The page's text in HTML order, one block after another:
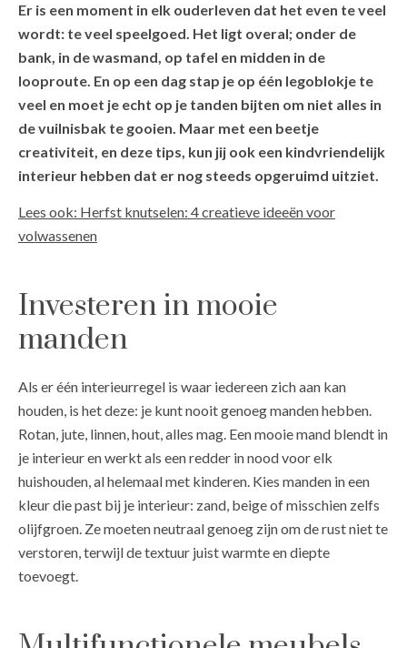
Er is een moment in elk ouderleven dat het even te veel
wordt: te veel speelgoed. Het ligt overal; onder de
bank, in de wasmand, op tafel en midden in de
looproute. En op een dag stap je op één legoblokje te
veel en moet je echt op je tanden bijten om niet alles in
de vuilnisbak te gooien. Maar met een beetje
creativiteit, en deze tips, kun jij ook een kindvriendelijk
interieur hebben dat er nog steeds opgeruimd uitziet.
Lees ook: Herfst knutselen: 4 creatieve ideeën voor
volwassenen
Investeren in mooie
manden
Als er één interieurregel is waar iedereen zich aan kan
houden, is het deze: je kunt nooit genoeg manden hebben.
Rotan, jute, linnen, hout, alles mag. Een mooie mand blendt in
je interieur en werkt als een redder in nood voor elk
huishouden, al helemaal met kinderen. Kies manden in een
kleur die past bij je interieur: zand, beige of misschien zelfs
olijfgroen. Ze moeten neutraal genoeg zijn om de rust niet te
verstoren, terwijl de textuur juist warmte en diepte
toevoegt.